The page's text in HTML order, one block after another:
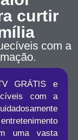
curtir
com a
GRÁTIS e
com a
uma vasta